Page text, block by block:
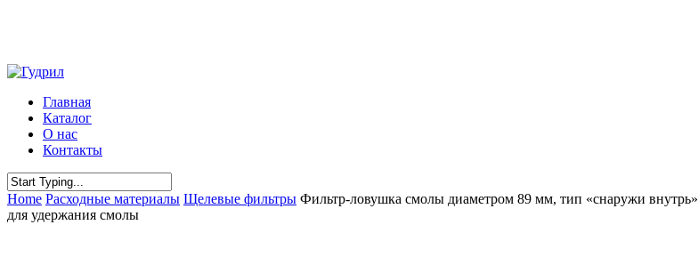
content
Menu
Главная
Каталог
О нас
Контакты
Close
Search
Home Расходные материалы Щелевые фильтры Фильтр-ловушка смолы диаметром 89 мм, тип «снаружи внутрь»
для удержания смолы